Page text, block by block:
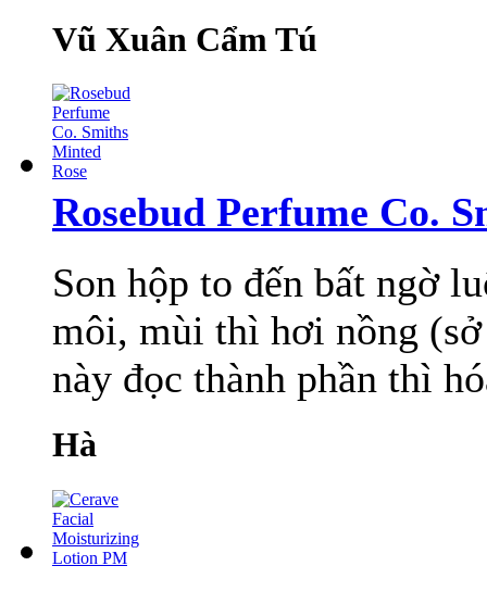
Vũ Xuân Cẩm Tú
Rosebud Perfume Co.
Son hộp to đến bất ngờ
môi, mùi thì hơi nồng
này đọc thành phần thì
Hà